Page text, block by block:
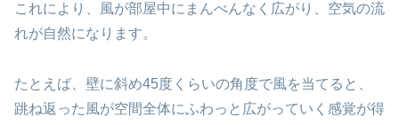
これにより、風が部屋中にまんべんなく広がり、空気の流
れが自然になります。
たとえば、壁に斜め45度くらいの角度で風を当てると、
跳ね返った風が空間全体にふわっと広がっていく感覚が得